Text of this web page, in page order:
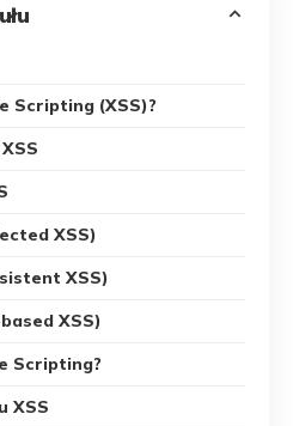
Scripting (XSS)?
XSS)
XSS)
XSS)
Scripting?
XSS